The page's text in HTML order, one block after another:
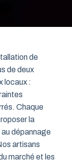
de
de deux
locaux :
Chaque
la
dépannage
artisans
marché et les